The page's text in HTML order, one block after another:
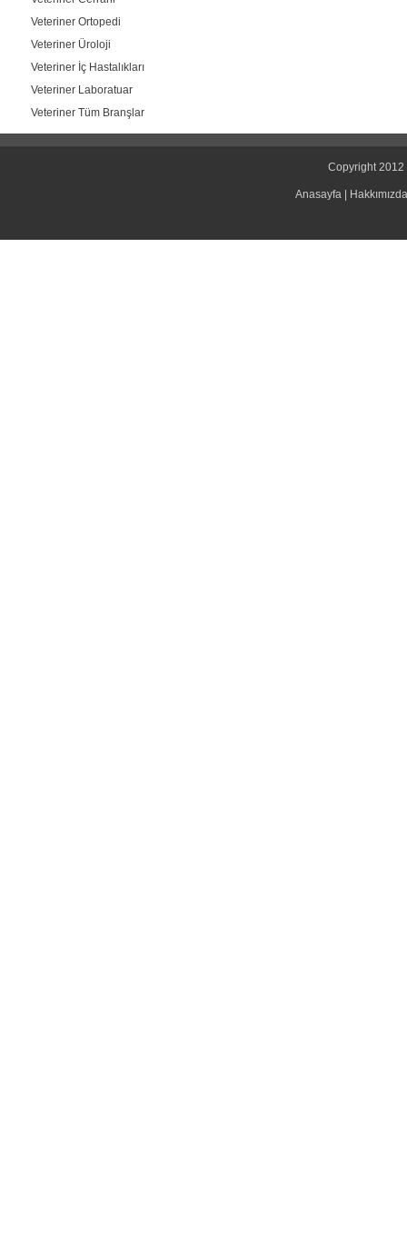
Veteriner Ortopedi
Veteriner Üroloji
Veteriner İç Hastalıkları
Veteriner Laboratuar
Veteriner Tüm Branşlar
Copyright 2012
Anasayfa| Hakkımızda